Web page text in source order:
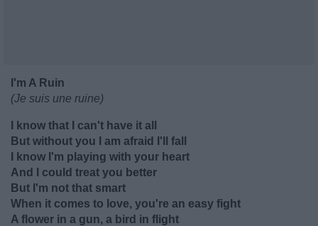
I'm A Ruin
(Je suis une ruine)
I know that I can't have it all
But without you I am afraid I'll fall
I know I'm playing with your heart
And I could treat you better
But I'm not that smart
When it comes to love, you're an easy fight
A flower in a gun, a bird in flight